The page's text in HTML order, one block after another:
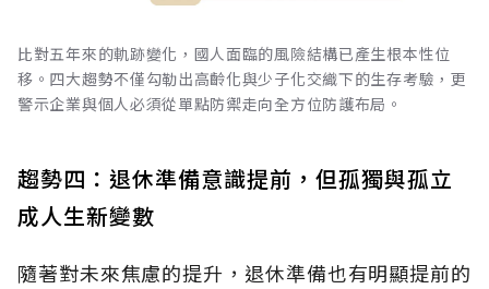
比對五年來的軌跡變化，國人面臨的風險結構已產生根本性位
移。四大趨勢不僅勾勒出高齡化與少子化交織下的生存考驗，更
警示企業與個人必須從單點防禦走向全方位防護布局。
趨勢四：退休準備意識提前，但孤獨與孤立
成人生新變數
隨著對未來焦慮的提升，退休準備也有明顯提前的